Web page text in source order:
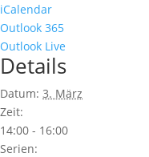
iCalendar
Outlook 365
Outlook Live
Details
Datum: 3. März
Zeit:
14:00 - 16:00
Serien: